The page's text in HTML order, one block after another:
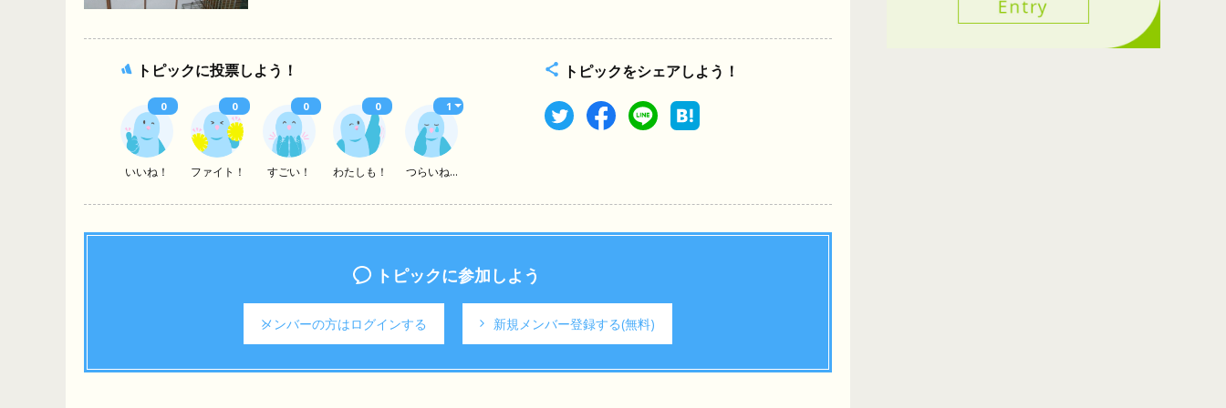
トピックに投票しよう！
いいね！ ファイト！ すごい！ わたしも！ つらいね...
0 0 0 0 1
トピックをシェアしよう！
トピックに参加しよう
メンバーの方はログインする 新規メンバー登録する(無料)